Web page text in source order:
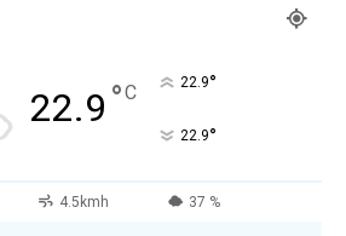
22.9 °C 22.9°
22.9°
4.5kmh 37 %